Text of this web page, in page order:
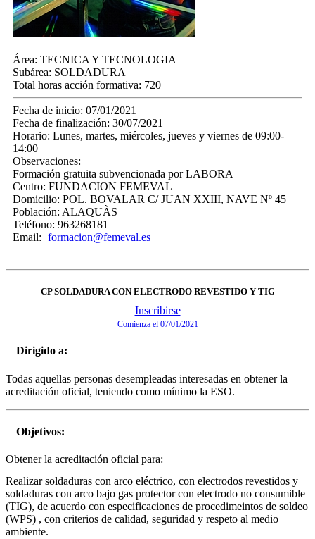
Área: TECNICA Y TECNOLOGIA
Subárea: SOLDADURA
Total horas acción formativa: 720
Fecha de inicio: 07/01/2021
Fecha de finalización: 30/07/2021
Horario: Lunes, martes, miércoles, jueves y viernes de 09:00-
14:00
Observaciones:
Formación gratuita subvencionada por LABORA
Centro: FUNDACION FEMEVAL
Domicilio: POL. BOVALAR C/ JUAN XXIII, NAVE Nº 45
Población: ALAQUÀS
Teléfono: 963268181
Email: formacion@femeval.es
CP SOLDADURA CON ELECTRODO REVESTIDO Y TIG
Inscribirse
Comienza el 07/01/2021
Dirigido a:
Todas aquellas personas desempleadas interesadas en obtener la
acreditación oficial, teniendo como mínimo la ESO.
Objetivos:
Obtener la acreditación oficial para:
Realizar soldaduras con arco eléctrico, con electrodos revestidos y
soldaduras con arco bajo gas protector con electrodo no consumible
(TIG), de acuerdo con especificaciones de procedimeintos de soldeo
(WPS) , con criterios de calidad, seguridad y respeto al medio
ambiente.